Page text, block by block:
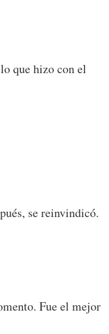
que hizo con el
se reinvindicó.
Fue el mejor